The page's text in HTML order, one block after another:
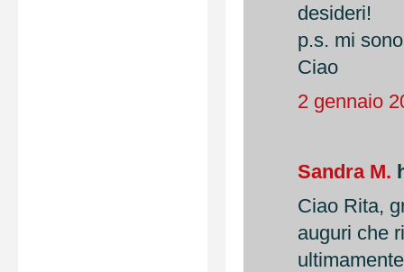
desideri!
p.s. mi
Ciao
2 gennaio
Sandra M.
Ciao Rita,
auguri che